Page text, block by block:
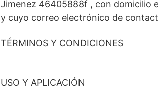
Jimenez 46405888f , con domicilio
y cuyo correo electrónico de
TÉRMINOS Y CONDICIONES
USO Y APLICACIÓN